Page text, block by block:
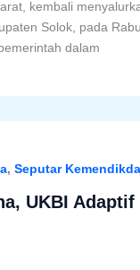
kembali
Solok, pada
dalam
, Seputar
UKBI